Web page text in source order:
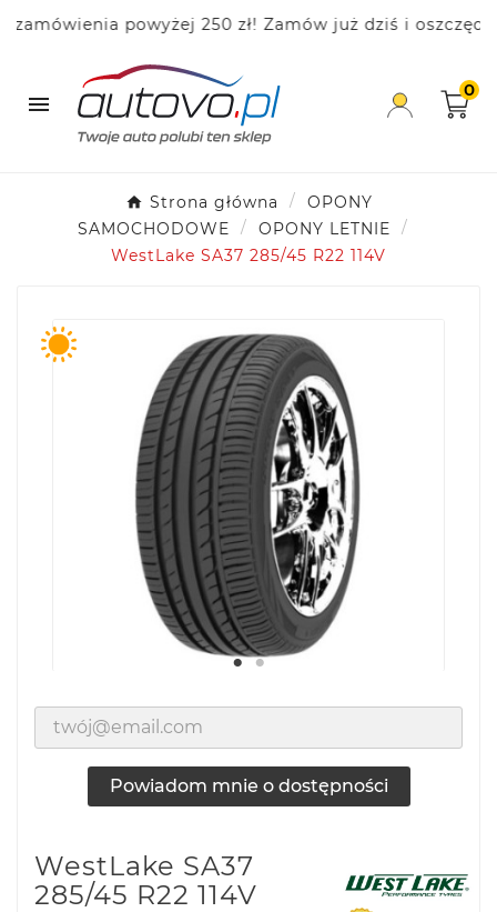
powyżej 250 zł! Zamów już dziś i oszczędzaj!

0
Strona główna
OPONY
SAMOCHODOWE
OPONY LETNIE
WestLake SA37 285/45 R22 114V
Powiadom mnie o dostępności
WestLake SA37
285/45 R22 114V